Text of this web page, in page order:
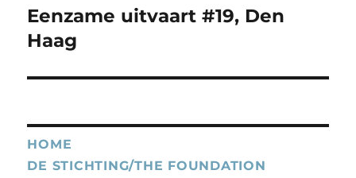
Volgend
bericht:
Eenzame uitvaart #19, Den
Haag
HOME
DE STICHTING/THE FOUNDATION